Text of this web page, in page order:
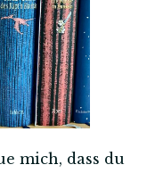
mich, dass du